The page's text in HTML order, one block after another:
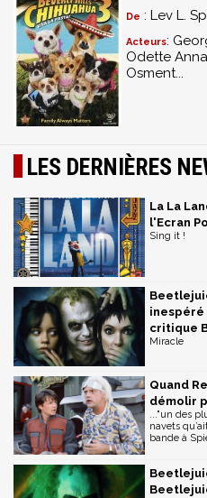
De : Lev L.
Acteurs:
Odette
Osment...
LES DERNIÈRES
La La
l'Ecran
Sing it !
inespéré
critique
Miracle
Quand
démolir
..."un des
navets
bande à